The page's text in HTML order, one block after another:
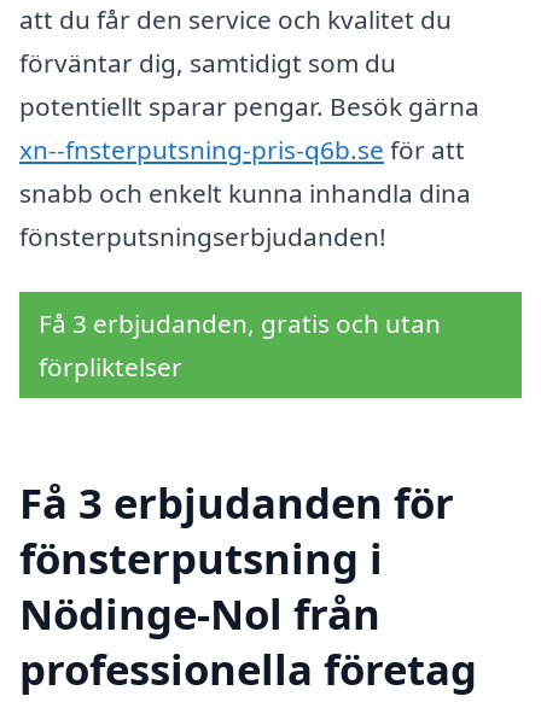
att du får den service och kvalitet du
förväntar dig, samtidigt som du
potentiellt sparar pengar. Besök gärna
xn--fnsterputsning-pris-q6b.se för att
snabb och enkelt kunna inhandla dina
fönsterputsningserbjudanden!
Få 3 erbjudanden, gratis och utan
förpliktelser
Få 3 erbjudanden för
fönsterputsning i
Nödinge-Nol från
professionella företag